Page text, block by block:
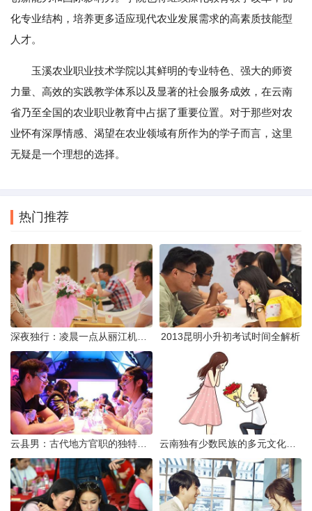
化专业结构，培养更多适应现代农业发展需求的高素质技能型
人才。
玉溪农业职业技术学院以其鲜明的专业特色、强大的师资
力量、高效的实践教学体系以及显著的社会服务成效，在云南
省乃至全国的农业职业教育中占据了重要位置。对于那些对农
业怀有深厚情感、渴望在农业领域有所作为的学子而言，这里
无疑是一个理想的选择。
热门推荐
2013昆明小升初考试时间全解析